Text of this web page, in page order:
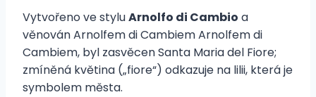
Vytvořeno ve styluArnolfo di Cambio a
věnován Arnolfem di Cambiem Arnolfem di
Cambiem, byl zasvěcen Santa Maria del Fiore;
zmíněná květina („fiore“) odkazuje na lilii, která je
symbolem města.